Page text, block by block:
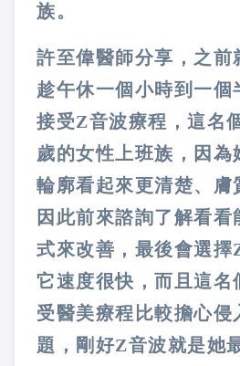
族。
許至偉醫師分享，之前
趁午休一個小時到一個
接受Z音波療程，這名
歲的女性上班族，因為
輪廓看起來更清楚、膚
因此前來諮詢了解看看
式來改善，最後會選擇
它速度很快，而且這名
受醫美療程比較擔心侵
題，剛好Z音波就是她